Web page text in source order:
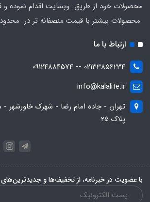
محصولات خود از طریق وبسایت اقدام نموده و
محصولات بیشتر با قیمت منصفانه تر در محدوده
ارتباط با ما
02133856234 -- 09124884574
info@kalalite.ir
پلاک 25
با عضویت در خبرنامه، از تخفیف‌ها و